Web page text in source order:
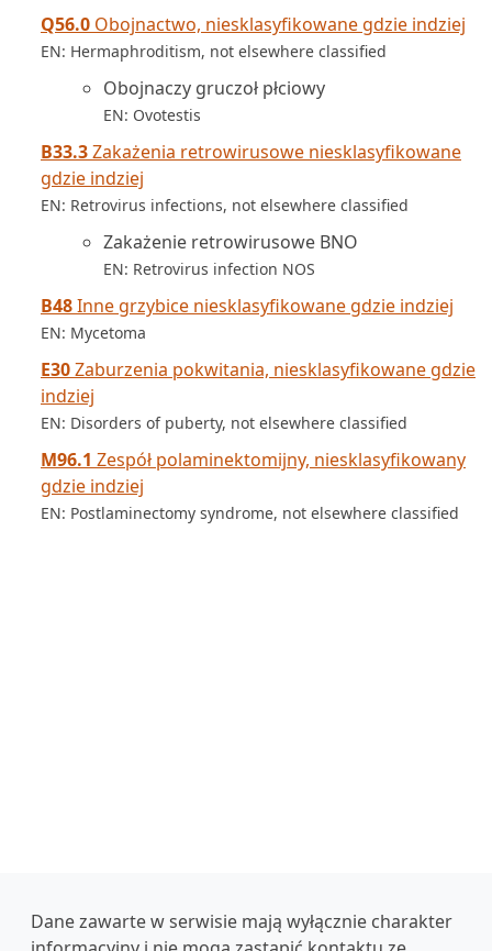
Q56.0 Obojnactwo, niesklasyfikowane gdzie indziej
EN: Hermaphroditism, not elsewhere classified
Obojnaczy gruczoł płciowy
EN: Ovotestis
B33.3Zakażenia retrowirusowe niesklasyfikowane
gdzie indziej
EN: Retrovirus infections, not elsewhere classified
Zakażenie retrowirusowe BNO
EN: Retrovirus infection NOS
B48Inne grzybice niesklasyfikowane gdzie indziej
EN: Mycetoma
E30Zaburzenia pokwitania, niesklasyfikowane gdzie
indziej
EN: Disorders of puberty, not elsewhere classified
M96.1 Zespół polaminektomijny, niesklasyfikowany
gdzie indziej
EN: Postlaminectomy syndrome, not elsewhere classified
Dane zawarte w serwisie mają wyłącznie charakter